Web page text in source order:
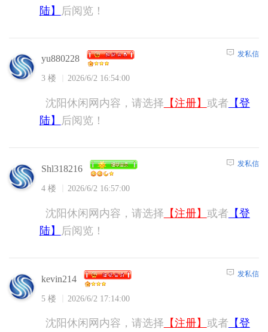
陆】
后阅览！
yu880228
3 楼 2026/6/2 16:54:00
发私信
沈阳休闲网内容，请选择 【注册】 或者 【登
陆】
后阅览！
Shl318216
4 楼 2026/6/2 16:57:00
发私信
沈阳休闲网内容，请选择 【注册】 或者 【登
陆】
后阅览！
kevin214
5 楼 2026/6/2 17:14:00
发私信
沈阳休闲网内容，请选择 【注册】 或者 【登